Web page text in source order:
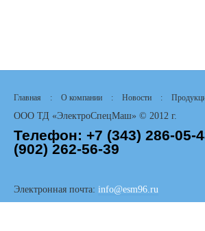
Главная : О компании : Новости :
ООО ТД «ЭлектроСпецМаш» © 2012 г.
Телефон: +7 (343) 286-05-
(902) 262-56-39
Электронная почта: info@esm96.ru